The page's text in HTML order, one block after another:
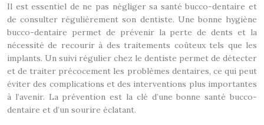
Il est essentiel de ne pas négliger sa santé bucco-dentaire et
de consulter régulièrement son dentiste. Une bonne hygiène
bucco-dentaire permet de prévenir la perte de dents et la
nécessité de recourir à des traitements coûteux tels que les
implants. Un suivi régulier chez le dentiste permet de détecter
et de traiter précocement les problèmes dentaires, ce qui peut
éviter des complications et des interventions plus importantes
à l’avenir. La prévention est la clé d’une bonne santé bucco-
dentaire et d’un sourire éclatant.